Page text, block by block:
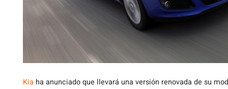
Kia ha anunciado que llevará una versión renovada de su